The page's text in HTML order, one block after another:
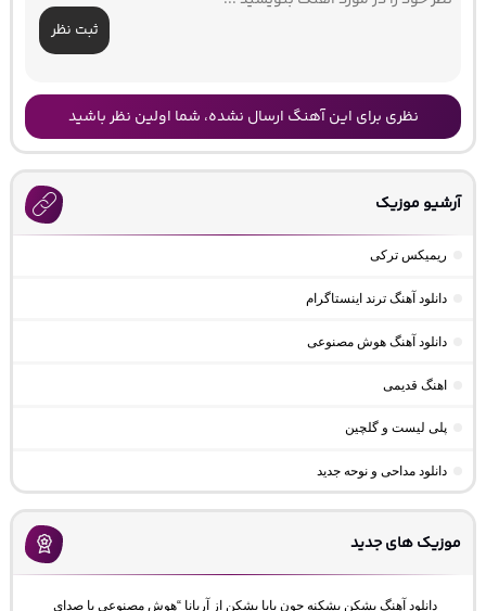
ثبت نظر
نظری برای این آهنگ ارسال نشده، شما اولین نظر باشید
آرشیو موزیک
ریمیکس ترکی
دانلود آهنگ ترند اینستاگرام
دانلود آهنگ هوش مصنوعی
اهنگ قدیمی
پلی لیست و گلچین
دانلود مداحی و نوحه جدید
موزیک های جدید
دانلود آهنگ بشکن بشکنه جون بابا بشکن از آریانا “هوش مصنوعی با صدای